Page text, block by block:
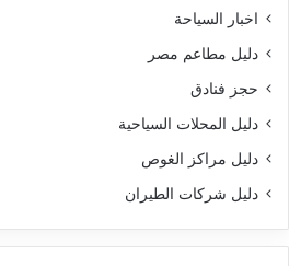
اخبار السياحة
دليل مطاعم مصر
حجز فنادق
دليل المحلات السياحية
دليل مراكز الغوص
دليل شركات الطيران